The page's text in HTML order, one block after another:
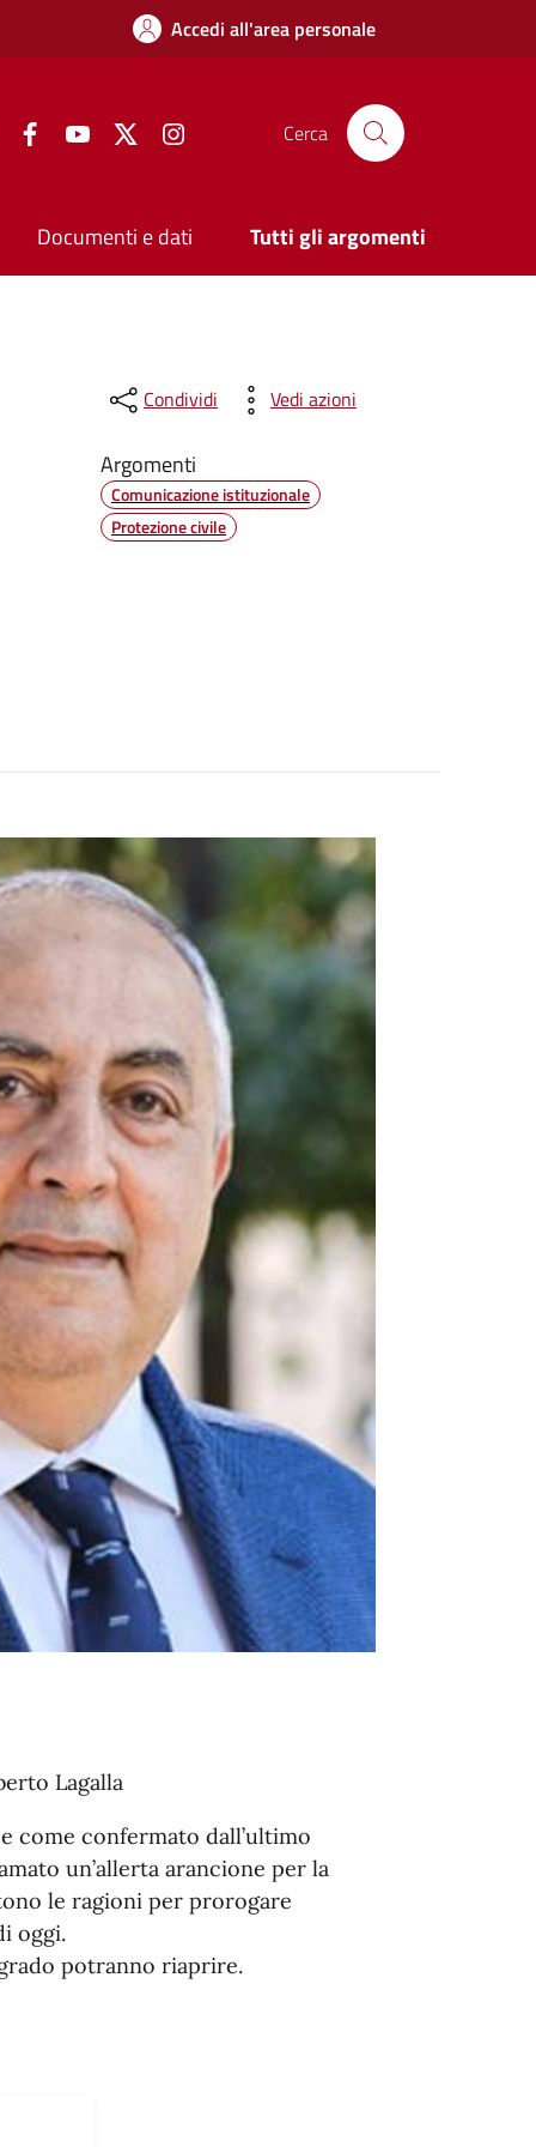
Accedi all'area personale
FacebookYouTube Twitter Cerca
Documenti e dati Tutti gli argomenti
Condividi Vedi azioni
Argomenti
Comunicazione istituzionale
Protezione civile
Lagalla
come confermato dall’ultimo
un’allerta arancione per la
le ragioni per prorogare
oggi.
potranno riaprire.